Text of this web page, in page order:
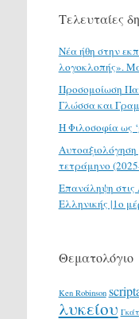
Τελευταίες
Νέα ήθη στην
λογοκλοπής».
Προσομοίωση
Γλώσσα και
H Φιλοσοφία ως
τετράμηνο
Επανάληψη στις
Ελληνικής |1ο
Θεματολόγιο
Ken Robinson
λυκείου